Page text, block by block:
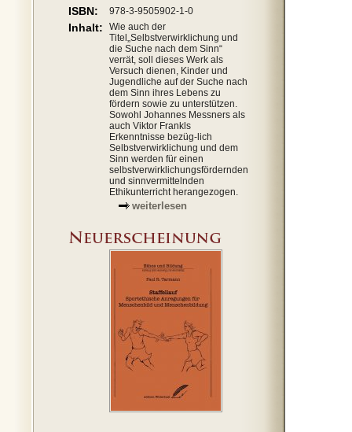
ISBN: 978-3-9505902-1-0
Inhalt:
Wie auch der
Titel„Selbstverwirklichung und
die Suche nach dem Sinn“
verrät, soll dieses Werk als
Versuch dienen, Kinder und
Jugendliche auf der Suche nach
dem Sinn ihres Lebens zu
fördern sowie zu unterstützen.
Sowohl Johannes Messners als
auch Viktor Frankls
Erkenntnisse bezüg-lich
Selbstverwirklichung und dem
Sinn werden für einen
selbstverwirklichungsfördernden
und sinnvermittelnden
Ethikunterricht herangezogen.
weiterlesen